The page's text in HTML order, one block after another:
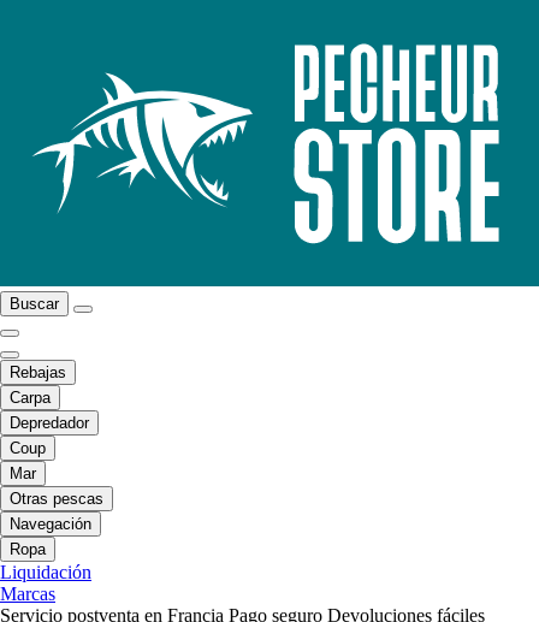
Buscar
Rebajas
Carpa
Depredador
Coup
Mar
Otras pescas
Navegación
Ropa
Liquidación
Marcas
Servicio postventa en Francia Pago seguro Devoluciones fáciles